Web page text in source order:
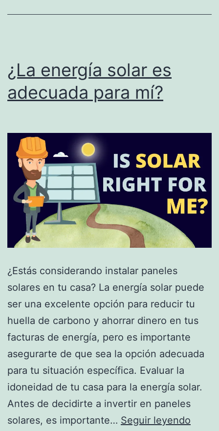
Considering
Residential
Solar
¿La energía solar es
adecuada para mí?
¿Estás considerando instalar paneles
solares en tu casa? La energía solar puede
ser una excelente opción para reducir tu
huella de carbono y ahorrar dinero en tus
facturas de energía, pero es importante
asegurarte de que sea la opción adecuada
para tu situación específica. Evaluar la
idoneidad de tu casa para la energía solar.
Antes de decidirte a invertir en paneles
solares, es importante… Seguir leyendo